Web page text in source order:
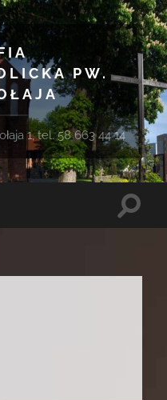
PW.
1, tel. 58 663 44 14
Toggle